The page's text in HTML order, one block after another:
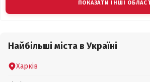
ПОКАЗАТИ ІНШІ
Найбільші міста в Україні
Харків